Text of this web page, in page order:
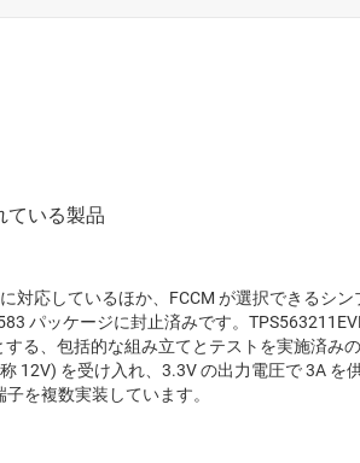
対応しているほか、FCCM が選択できるシ
パッケージに封止済みです。
る、包括的な組み立てとテストを実施済み
12V) を受け入れ、3.3V の出力電圧で 3A を
を複数実装しています。